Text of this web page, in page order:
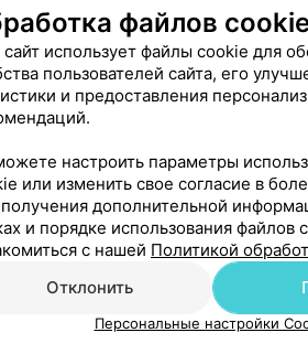
файлов
использует файлы cookie для
пользователей сайта, его
и предоставления
настроить параметры
или изменить свое согласие в
дополнительной
и порядке использования
с нашей Политикой
Отклонить
Персональные настройки